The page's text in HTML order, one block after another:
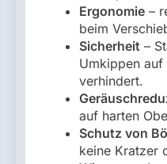
Ergonomie –
beim
Sicherheit –
Umkippen auf
verhindert.
auf harten
Schutz von
keine Kratzer